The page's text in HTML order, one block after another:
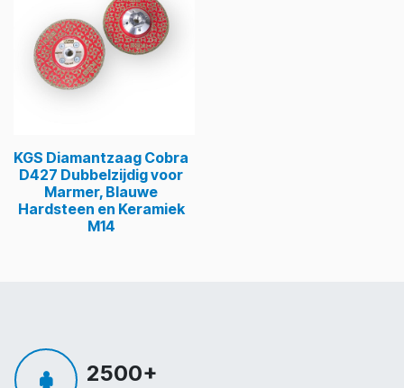
KGS Diamantzaag Cobra
D427 Dubbelzijdig voor
Marmer, Blauwe
Hardsteen en Keramiek
M14
2500+